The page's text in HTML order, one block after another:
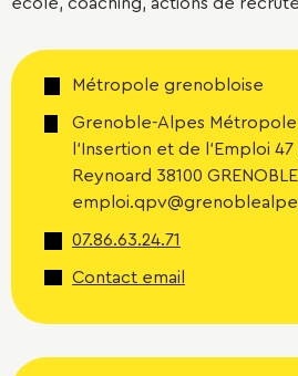
Métropole grenobloise
Grenoble-Alpes
l'Insertion et de l'Emploi 47
Reynoard 38100
07.86.63.24.71
Contact email